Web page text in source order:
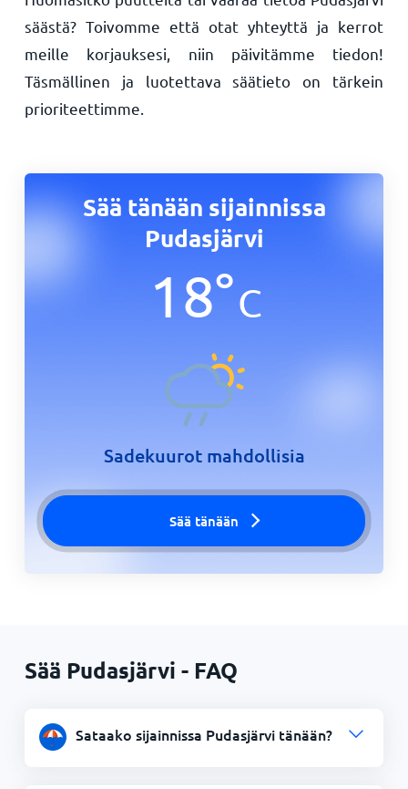
säästä? Toivomme että otat yhteyttä ja kerrot
meille korjauksesi, niin päivitämme tiedon!
Täsmällinen ja luotettava säätieto on tärkein
prioriteettimme.
Sää tänään sijainnissa
Pudasjärvi
18°C
Sadekuurot mahdollisia
Sää tänään
Sää Pudasjärvi - FAQ
Sataako sijainnissa Pudasjärvi tänään?